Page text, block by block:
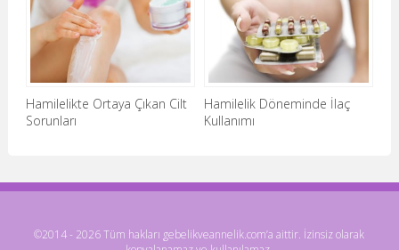
Hamilelikte Ortaya Çıkan Cilt
Sorunları
Hamilelik Döneminde İlaç
Kullanımı
©2014 - 2026 Tüm hakları gebelikveannelik.com’a aittir. İzinsiz olarak